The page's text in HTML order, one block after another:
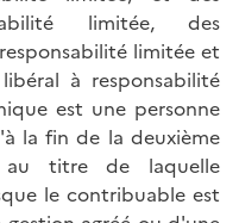
limitée, des
limitée et
à responsabilité
est une personne
la fin de la deuxième
titre de laquelle
le contribuable est